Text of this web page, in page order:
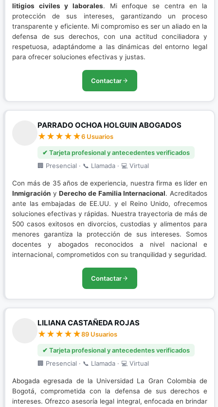
litigios civiles y laborales. Mi enfoque se centra en la
protección de sus intereses, garantizando un proceso
transparente y eficiente. Mi compromiso es ser un aliado en la
defensa de sus derechos, con una actitud conciliadora y
respetuosa, adaptándome a las dinámicas del entorno legal
para ofrecer soluciones efectivas y justas.
Contactar
PARRADO OCHOA HOLGUIN ABOGADOS
6 Usuarios
✔ Tarjeta profesional y antecedentes verificados
🏢 Presencial · 📞 Llamada · 💻 Virtual
Con más de 35 años de experiencia, nuestra firma es líder en
Inmigración yDerecho de Familia Internacional. Acreditados
ante las embajadas de EE.UU. y el Reino Unido, ofrecemos
soluciones efectivas y rápidas. Nuestra trayectoria de más de
500 casos exitosos en divorcios, custodias y alimentos para
menores garantiza la protección de sus intereses. Somos
docentes y abogados reconocidos a nivel nacional e
internacional, comprometidos con su tranquilidad y seguridad.
Contactar
LILIANA CASTAÑEDA ROJAS
89 Usuarios
✔ Tarjeta profesional y antecedentes verificados
🏢 Presencial · 📞 Llamada · 💻 Virtual
Abogada egresada de la Universidad La Gran Colombia de
Bogotá, comprometida con la defensa de sus derechos e
intereses. Ofrezco asesoría legal integral, enfocada en brindar